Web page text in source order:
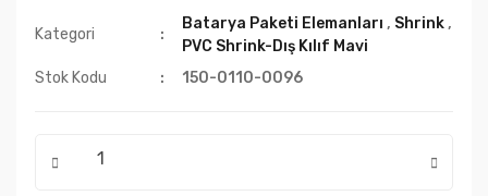
Kategori
Batarya Paketi Elemanları , Shrink,
PVC Shrink-Dış Kılıf Mavi
Stok Kodu
150-0110-0096